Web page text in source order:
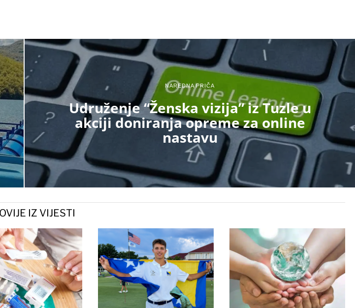
NAREDNA PRIČA
Udruženje “Ženska vizija” iz Tuzle u
akciji doniranja opreme za online
nastavu
IZ VIJESTI